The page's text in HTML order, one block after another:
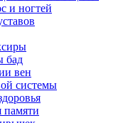
и ногтей
бад
вен
системы
памяти